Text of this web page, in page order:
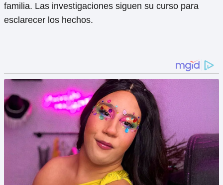
familia. Las investigaciones siguen su curso para
esclarecer los hechos.